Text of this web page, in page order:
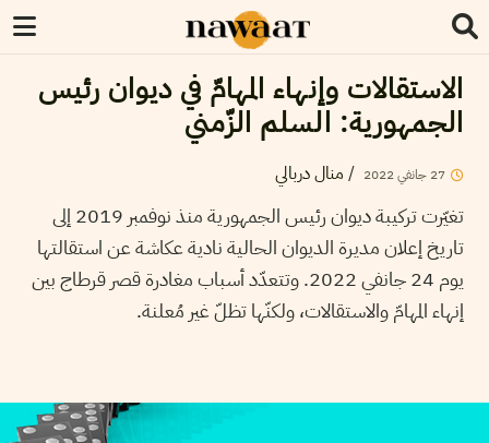
الاستقالات وإنهاء المهامّ في ديوان رئيس
الجمهورية: السلم الزّمني
27 جانفي2022
/ منال دربالي
تغيّرت تركيبة ديوان رئيس الجمهورية منذ نوفمبر 2019 إلى
تاريخ إعلان مديرة الديوان الحالية نادية عكاشة عن استقالتها
يوم 24 جانفي 2022. وتتعدّد أسباب مغادرة قصر قرطاج بين
إنهاء المهامّ والاستقالات، ولكنّها تظلّ غير مُعلنة.